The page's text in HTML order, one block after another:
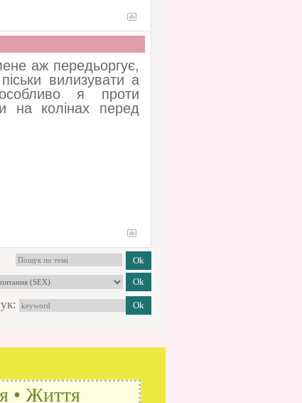
аж передьоргує,
вилизувати а
я проти
на колінах перед
• Життя